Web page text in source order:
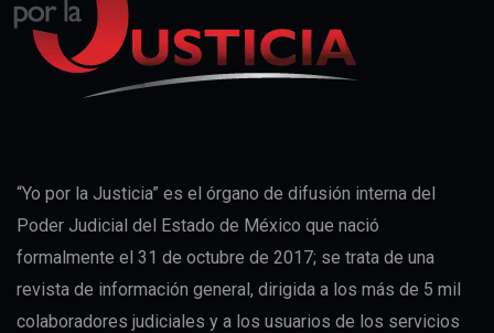
“Yo por la Justicia” es el órgano de difusión interna del
Poder Judicial del Estado de México que nació
formalmente el 31 de octubre de 2017; se trata de una
revista de información general, dirigida a los más de 5 mil
colaboradores judiciales y a los usuarios de los servicios